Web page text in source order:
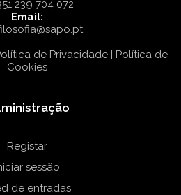
239 704 072
Email:
de Privacidade | Política de
Cookies
Registar
sessão
de entradas